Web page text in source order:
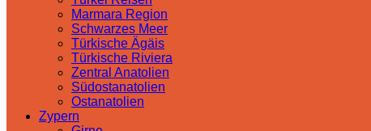
Marmara Region
Schwarzes Meer
Türkische Ägäis
Türkische Riviera
Zentral Anatolien
Südostanatolien
Ostanatolien
Zypern